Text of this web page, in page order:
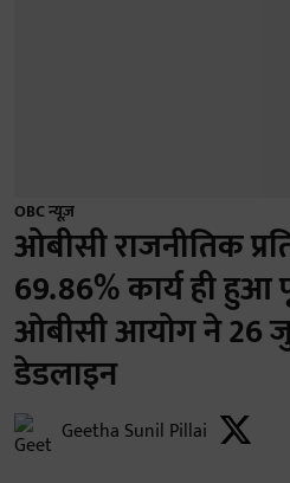
OBC न्यूज़
ओबीसी राजनीतिक
69.86% कार्य ही हुआ
ओबीसी आयोग ने 26
डेडलाइन
Geetha Sunil Pillai